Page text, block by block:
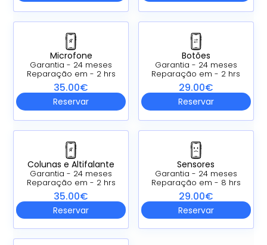
Microfone
Garantia - 24 meses
Reparação em - 2 hrs
35.00€
Reservar
Botões
Garantia - 24 meses
Reparação em - 2 hrs
29.00€
Reservar
Colunas e Altifalante
Garantia - 24 meses
Reparação em - 2 hrs
35.00€
Reservar
Sensores
Garantia - 24 meses
Reparação em - 8 hrs
29.00€
Reservar